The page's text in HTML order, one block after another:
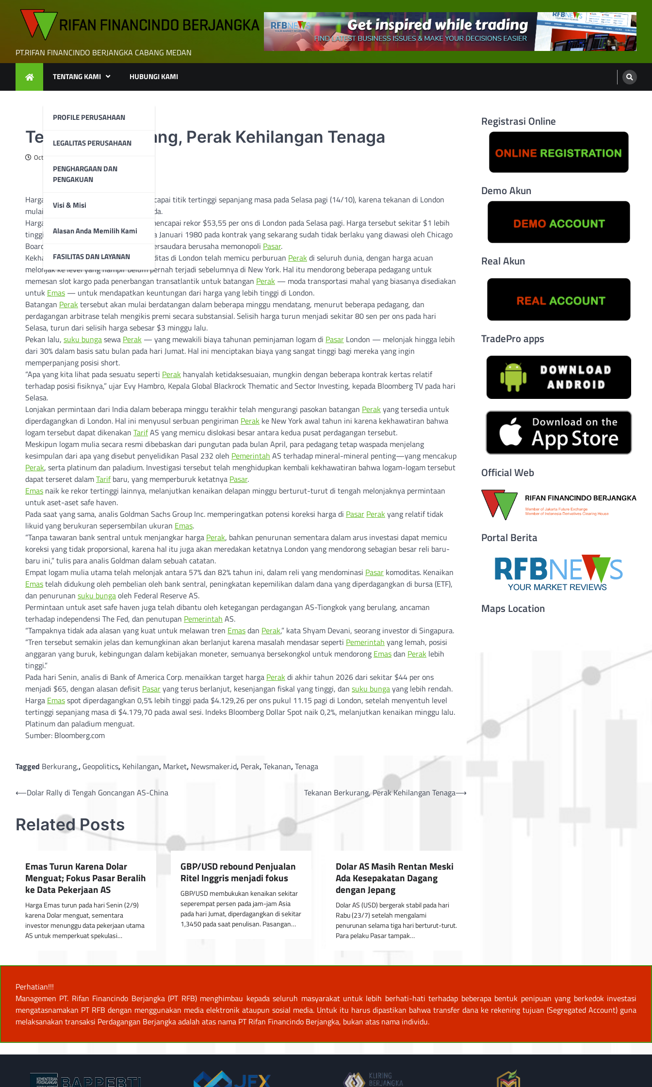
PT.RIFAN FINANCINDO BERJANGKA CABANG MEDAN
TENTANG KAMI
PROFILE PERUSAHAAN
LEGALITAS PERUSAHAAN
PENGHARGAAN DAN
PENGAKUAN
Visi & Misi
Alasan Anda Memilih Kami
FASILITAS DAN LAYANAN
HUBUNGI KAMI
Tekanan Berkurang, Perak Kehilangan Tenaga
October 14, 2025
Harga Perak spot merosot setelah mencapai titik tertinggi sepanjang masa pada Selasa pagi (14/10), karena tekanan di London
mulai menunjukkan tanda-tanda mereda.
Harga
spot turun 1,6%, setelah mencapai rekor $53,55 per ons di London pada Selasa pagi. Harga tersebut sekitar $1 lebih
tinggi dari puncak yang ditetapkan pada Januari 1980 pada kontrak yang sekarang sudah tidak berlaku yang diawasi oleh Chicago
Board of Trade, ketika miliarder Hunt bersaudara berusaha memonopoli Pasar.
Kekhawatiran tentang kurangnya likuiditas di London telah memicu perburuan Perak di seluruh dunia, dengan harga acuan
melonjak ke level yang hampir belum pernah terjadi sebelumnya di New York. Hal itu mendorong beberapa pedagang untuk
memesan slot kargo pada penerbangan transatlantik untuk batangan Perak — moda transportasi mahal yang biasanya disediakan
untuk Emas — untuk mendapatkan keuntungan dari harga yang lebih tinggi di London.
Batangan Perak tersebut akan mulai berdatangan dalam beberapa minggu mendatang, menurut beberapa pedagang, dan
perdagangan arbitrase telah mengikis premi secara substansial. Selisih harga turun menjadi sekitar 80 sen per ons pada hari
Selasa, turun dari selisih harga sebesar $3 minggu lalu.
Pekan lalu, suku bungasewa Perak — yang mewakili biaya tahunan peminjaman logam di Pasar London — melonjak hingga lebih
dari 30% dalam basis satu bulan pada hari Jumat. Hal ini menciptakan biaya yang sangat tinggi bagi mereka yang ingin
memperpanjang posisi short.
“Apa yang kita lihat pada sesuatu seperti Perak hanyalah ketidaksesuaian, mungkin dengan beberapa kontrak kertas relatif
terhadap posisi fisiknya,” ujar Evy Hambro, Kepala Global Blackrock Thematic and Sector Investing, kepada Bloomberg TV pada hari
Selasa.
Lonjakan permintaan dari India dalam beberapa minggu terakhir telah mengurangi pasokan batangan Perak yang tersedia untuk
diperdagangkan di London. Hal ini menyusul serbuan pengiriman Perak ke New York awal tahun ini karena kekhawatiran bahwa
logam tersebut dapat dikenakan TarifAS yang memicu dislokasi besar antara kedua pusat perdagangan tersebut.
Meskipun logam mulia secara resmi dibebaskan dari pungutan pada bulan April, para pedagang tetap waspada menjelang
kesimpulan dari apa yang disebut penyelidikan Pasal 232 oleh Pemerintah AS terhadap mineral-mineral penting—yang mencakup
Perak, serta platinum dan paladium. Investigasi tersebut telah menghidupkan kembali kekhawatiran bahwa logam-logam tersebut
dapat terseret dalamTarifbaru, yang memperburuk ketatnya Pasar.
Emas naik ke rekor tertinggi lainnya, melanjutkan kenaikan delapan minggu berturut-turut di tengah melonjaknya permintaan
untuk aset-aset safe haven.
Pada saat yang sama, analis Goldman Sachs Group Inc. memperingatkan potensi koreksi harga di Pasar Perak yang relatif tidak
likuid yang berukuran sepersembilan ukuran Emas.
“Tanpa tawaran bank sentral untuk menjangkar harga Perak, bahkan penurunan sementara dalam arus investasi dapat memicu
koreksi yang tidak proporsional, karena hal itu juga akan meredakan ketatnya London yang mendorong sebagian besar reli baru-
baru ini,” tulis para analis Goldman dalam sebuah catatan.
Empat logam mulia utama telah melonjak antara 57% dan 82% tahun ini, dalam reli yang mendominasi Pasar komoditas. Kenaikan
Emastelah didukung oleh pembelian oleh bank sentral, peningkatan kepemilikan dalam dana yang diperdagangkan di bursa (ETF),
dan penurunan suku bungaoleh Federal Reserve AS.
Permintaan untuk aset safe haven juga telah dibantu oleh ketegangan perdagangan AS-Tiongkok yang berulang, ancaman
terhadap independensi The Fed, dan penutupan Pemerintah AS.
“Tampaknya tidak ada alasan yang kuat untuk melawan tren Emasdan Perak,” kata Shyam Devani, seorang investor di Singapura.
“Tren tersebut semakin jelas dan kemungkinan akan berlanjut karena masalah mendasar seperti Pemerintah yang lemah, posisi
anggaran yang buruk, kebingungan dalam kebijakan moneter, semuanya bersekongkol untuk mendorong Emasdan Perak lebih
tinggi.”
Pada hari Senin, analis di Bank of America Corp. menaikkan target harga Perak di akhir tahun 2026 dari sekitar $44 per ons
menjadi $65, dengan alasan defisit Pasaryang terus berlanjut, kesenjangan fiskal yang tinggi, dan suku bungayang lebih rendah.
Harga Emasspot diperdagangkan 0,5% lebih tinggi pada $4.129,26 per ons pukul 11.15 pagi di London, setelah menyentuh level
tertinggi sepanjang masa di $4.179,70 pada awal sesi. Indeks Bloomberg Dollar Spot naik 0,2%, melanjutkan kenaikan minggu lalu.
Platinum dan paladium menguat.
Sumber: Bloomberg.com
Tagged Berkurang,, Geopolitics, Kehilangan, Market, Newsmaker.id, Perak,Tekanan,Tenaga
Post
⟵Dolar Rally di Tengah Goncangan AS-China Tekanan Berkurang, Perak Kehilangan Tenaga⟶
Related Posts
Emas Turun Karena Dolar
Menguat; Fokus Pasar Beralih
ke Data Pekerjaan AS
Harga Emas turun pada hari Senin (2/9)
karena Dolar menguat, sementara
investor menunggu data pekerjaan utama
AS untuk memperkuat spekulasi…
GBP/USD rebound Penjualan
Ritel Inggris menjadi fokus
GBP/USD membukukan kenaikan sekitar
seperempat persen pada jam-jam Asia
pada hari Jumat, diperdagangkan di sekitar
1,3450 pada saat penulisan. Pasangan…
Dolar AS Masih Rentan Meski
Ada Kesepakatan Dagang
dengan Jepang
Dolar AS (USD) bergerak stabil pada hari
Rabu (23/7) setelah mengalami
penurunan selama tiga hari berturut-turut.
Para pelaku Pasar tampak…
Registrasi Online
Demo Akun
Real Akun
TradePro apps
Official Web
Portal Berita
Maps Location
Perhatian!!!
Managemen PT. Rifan Financindo Berjangka (PT RFB) menghimbau kepada seluruh masyarakat untuk lebih berhati-hati terhadap beberapa bentuk penipuan yang berkedok investasi
mengatasnamakan PT RFB dengan menggunakan media elektronik ataupun sosial media. Untuk itu harus dipastikan bahwa transfer dana ke rekening tujuan (Segregated Account) guna
melaksanakan transaksi Perdagangan Berjangka adalah atas nama PT Rifan Financindo Berjangka, bukan atas nama individu.